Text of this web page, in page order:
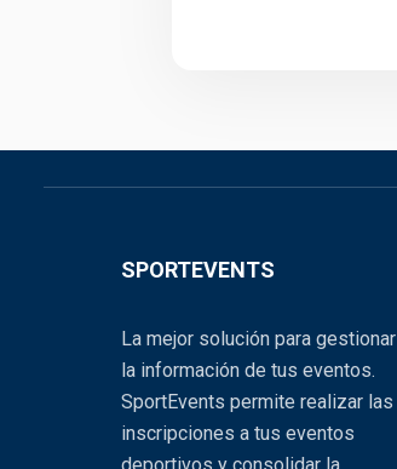
SPORTEVENTS
La mejor solución para gestionar
la información de tus eventos.
SportEvents permite realizar las
inscripciones a tus eventos